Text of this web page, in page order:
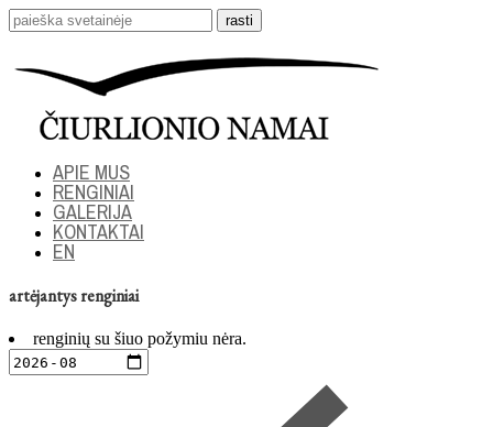
APIE MUS
RENGINIAI
GALERIJA
KONTAKTAI
EN
artėjantys renginiai
renginių su šiuo požymiu nėra.